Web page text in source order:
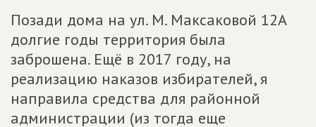
Позади дома на ул. М. Максаковой 12А
долгие годы территория была
заброшена. Ещё в 2017 году, на
реализацию наказов избирателей, я
направила средства для районной
администрации (из тогда еще